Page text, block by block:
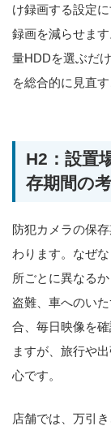
け録画する設定
録画を減らせま
量HDDを選ぶだ
を総合的に見直
H2：設置
存期間の
防犯カメラの保
わります。なぜ
所ごとに異なる
盗難、車へのい
合、毎日映像を
ますが、旅行や
心です。
店舗では、万引